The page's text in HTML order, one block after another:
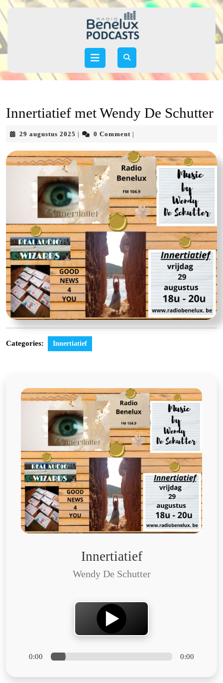
Skip
to
Open
Innertiatief met Wendy De Schutter
29 augustus 2025 29
2025
0 Comment
Categories: Innertiatief
Innertiatief
Wendy De Schutter
0:00 0:00